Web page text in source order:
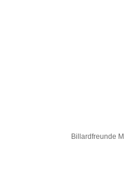
Billardfreunde